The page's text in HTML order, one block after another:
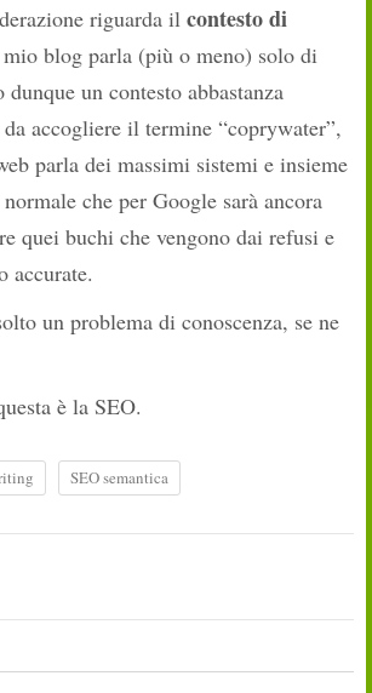
riguarda il contesto di
blog parla (più o meno) solo di
un contesto abbastanza
accogliere il termine “coprywater”,
parla dei massimi sistemi e insieme
che per Google sarà ancora
quei buchi che vengono dai refusi e
accurate.
un problema di conoscenza, se ne
è la SEO.
SEO semantica